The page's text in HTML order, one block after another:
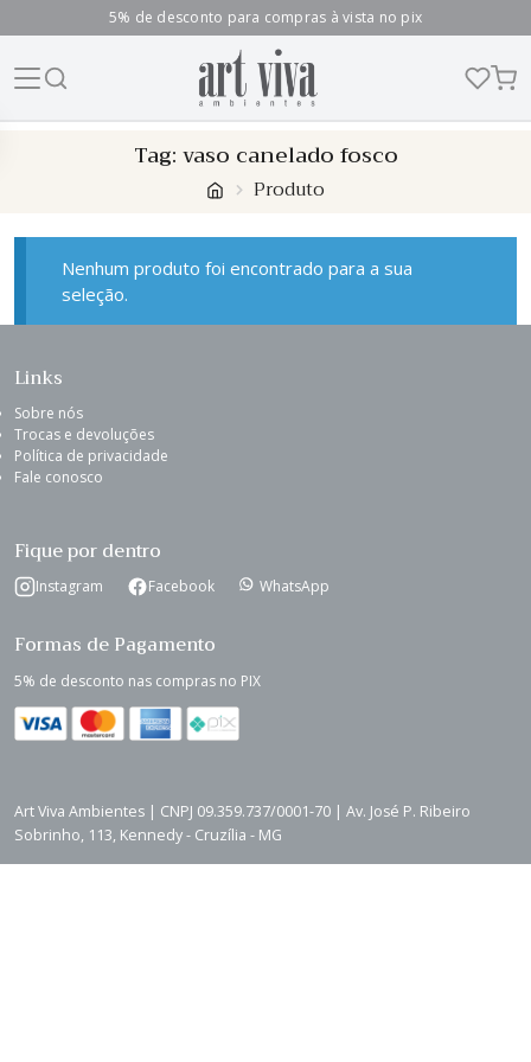
5% de desconto para compras à vista no pix
Tag:vaso canelado fosco
Produto
Nenhum produto foi encontrado para a sua
seleção.
Links
Sobre nós
Trocas e devoluções
Política de privacidade
Fale conosco
Fique por dentro
Instagram Facebook WhatsApp
Formas de Pagamento
5% de desconto nas compras no PIX
Art Viva Ambientes | CNPJ 09.359.737/0001-70 | Av. José P. Ribeiro
Sobrinho, 113, Kennedy - Cruzília - MG